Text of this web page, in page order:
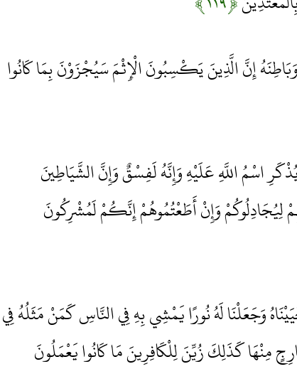
إِنَّ الَّذِينَ يَكْسِبُونَ الْإِثْمَ سَيُجْزَوْنَ بِمَا كَانُوا
اسْمُ اللَّهِ عَلَيْهِ وَإِنَّهُ لَفِسْقٌ وَإِنَّ الشَّيَاطِينَ
لِيُجَادِلُوكُمْ وَإِنْ أَطَعْتُمُوهُمْ إِنَّكُمْ لَمُشْرِكُونَ
وَجَعَلْنَا لَهُ نُورًا يَمْشِي بِهِ فِي النَّاسِ كَمَنْ مَثَلُهُ فِي
مِنْهَا كَذَلِكَ زُيِّنَ لِلْكَافِرِينَ مَا كَانُوا يَعْمَلُونَ